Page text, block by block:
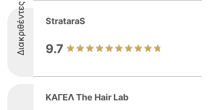
Διακριθέντες StrataraS
9.7
ΚΑΓΕΛ The Hair Lab